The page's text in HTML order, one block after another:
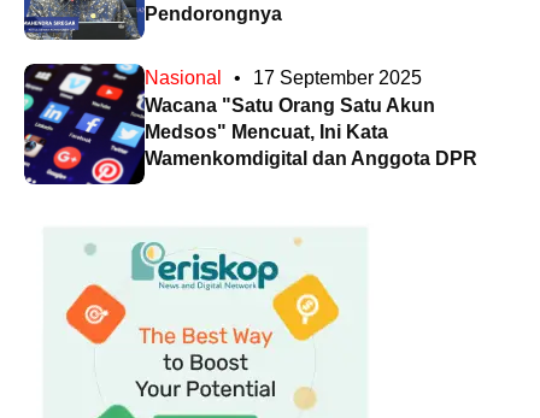
Pendorongnya
Nasional •
17 September 2025
Wacana "Satu Orang Satu Akun
Medsos" Mencuat, Ini Kata
Wamenkomdigital dan Anggota DPR